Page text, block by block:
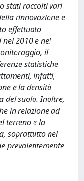
stati raccolti vari
rinnovazione e
effettuato
2010 e nel
il
statistiche
infatti,
e la densità
del suolo. Inoltre,
in relazione ad
terreno e la
soprattutto nel
prevalentemente